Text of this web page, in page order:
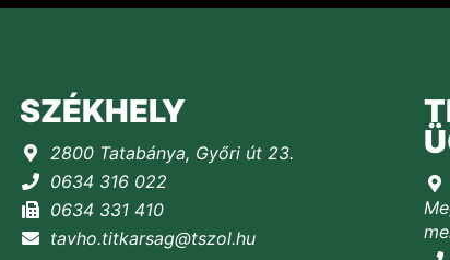
SZÉKHELY
2800 Tatabánya, Győri út 23.
0634 316 022
0634 331 410
tavho.titkarsag@tszol.hu